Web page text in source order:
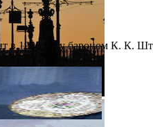
в 1900 году бароном К. К.